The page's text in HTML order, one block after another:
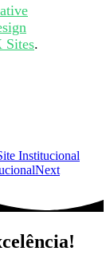
Sites.
Institucional
Next